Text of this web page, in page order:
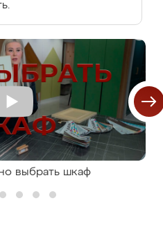
выбрать шкаф